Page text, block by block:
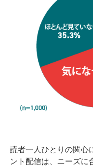
読者一人ひとりの関心
ント配信は、ニーズに